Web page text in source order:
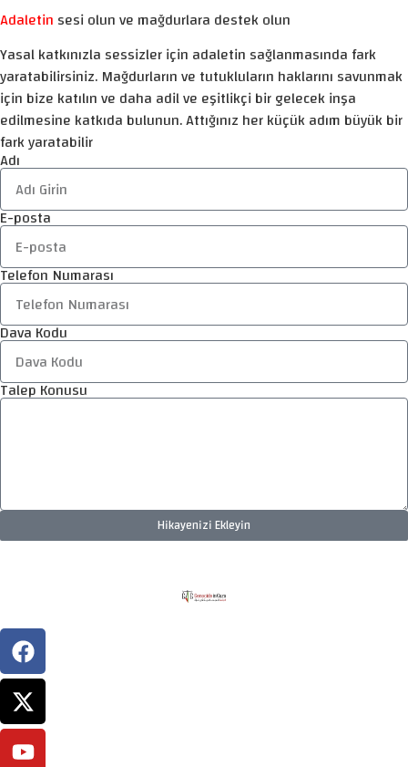
Adaletin sesi olun ve mağdurlara destek olun
Yasal katkınızla sessizler için adaletin sağlanmasında fark
yaratabilirsiniz. Mağdurların ve tutukluların haklarını savunmak
için bize katılın ve daha adil ve eşitlikçi bir gelecek inşa
edilmesine katkıda bulunun. Attığınız her küçük adım büyük bir
fark yaratabilir
Adı
E-posta
Telefon Numarası
Dava Kodu
Talep Konusu
Hikayenizi Ekleyin